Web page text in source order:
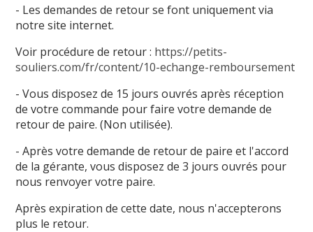
- Les demandes de retour se font uniquement via
notre site internet.
Voir procédure de retour : https://petits-
souliers.com/fr/content/10-echange-remboursement
- Vous disposez de 15 jours ouvrés après réception
de votre commande pour faire votre demande de
retour de paire. (Non utilisée).
- Après votre demande de retour de paire et l'accord
de la gérante, vous disposez de 3 jours ouvrés pour
nous renvoyer votre paire.
Après expiration de cette date, nous n'accepterons
plus le retour.